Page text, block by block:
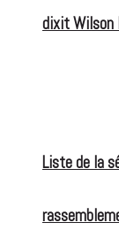
dixit Wilson
Liste de la